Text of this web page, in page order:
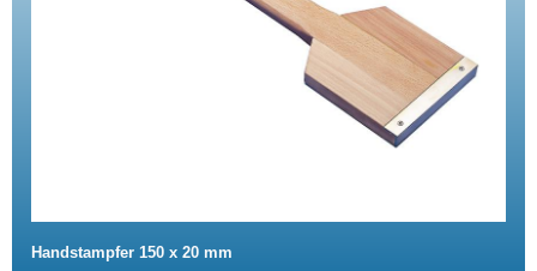
Handstampfer 150 x 20 mm